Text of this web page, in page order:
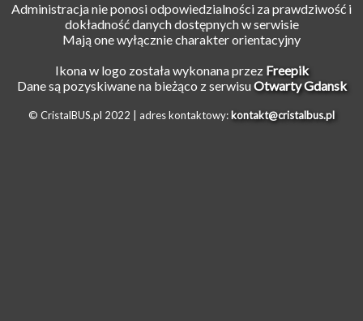
Administracja nie ponosi odpowiedzialności za prawdziwość i
dokładność danych dostępnych w serwisie
Mają one wyłącznie charakter orientacyjny
Ikona w logo została wykonana przez Freepik
Dane są pozyskiwane na bieżąco z serwisuOtwarty Gdansk
© CristalBUS.pl 2022 | adres kontaktowy: kontakt@cristalbus.pl